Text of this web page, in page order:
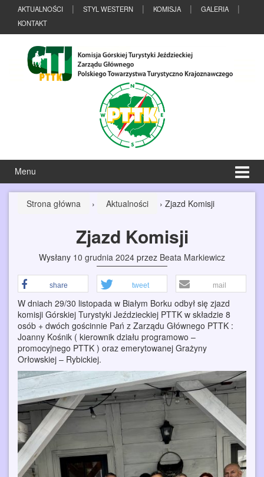
Przeskocz
treści
Przejdź
menu
AKTUALNOŚCI STYL WESTERN KOMISJA
GALERIA
KONTAKT
Menu
Strona główna › Aktualności › Zjazd Komisji
Zjazd Komisji
Wysłany 10 grudnia 2024 przez Beata Markiewicz
share tweet mail
W dniach 29/30 listopada w Białym Borku odbył się zjazd
komisji Górskiej Turystyki Jeździeckiej PTTK w składzie 8
osób + dwóch gościnnie Pań z Zarządu Głównego PTTK :
Joanny Kośnik ( kierownik działu programowo –
promocyjnego PTTK ) oraz emerytowanej Grażyny
Orłowskiej – Rybickiej.